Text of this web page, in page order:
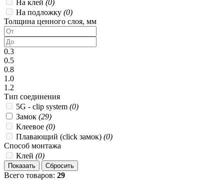
На клей (0)
На подложку (0)
Толщина ценного слоя, мм
0.3
0.5
0.8
1.0
1.2
Тип соединения
5G - clip system (0)
Замок (29)
Клеевое (0)
Плавающий (click замок) (0)
Способ монтажа
Клей (0)
Всего товаров: 29